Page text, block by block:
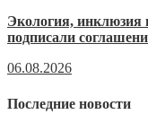
Экология,
подписали
06.08.2026
Последние новости